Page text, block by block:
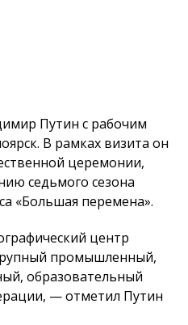
Путин с рабочим
В рамках визита он
церемонии,
седьмого сезона
«Большая перемена».
центр
промышленный,
образовательный
— отметил Путин